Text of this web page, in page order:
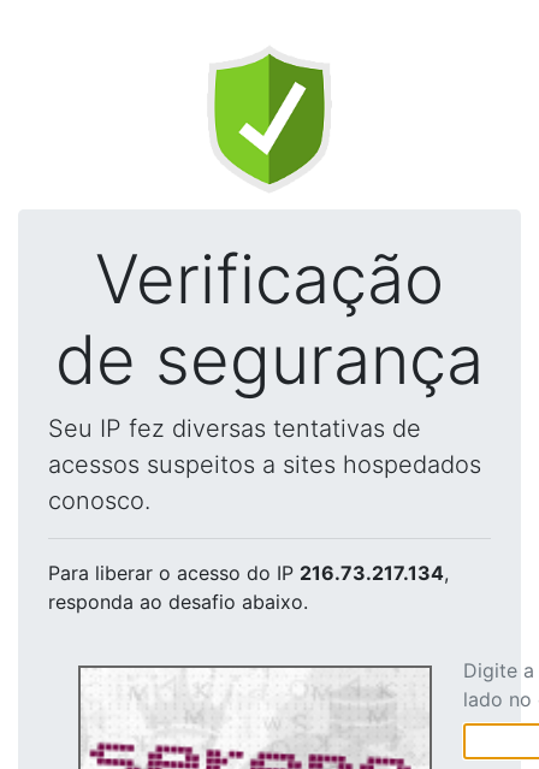
Verificação
de segurança
Seu IP fez diversas tentativas de
acessos suspeitos a sites hospedados
conosco.
Para liberar o acesso do IP 216.73.217.134,
responda ao desafio abaixo.
Digite
lado no